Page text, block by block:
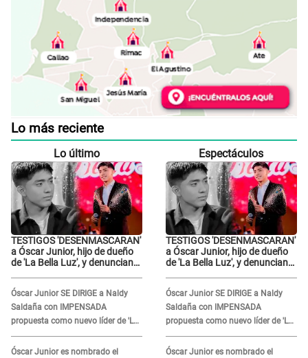
Lo más reciente
Lo último
TESTIGOS 'DESENMASCARAN'
a Óscar Junior, hijo de dueño
de 'La Bella Luz', y denuncian
humilla..."
Óscar Junior SE DIRIGE a Naldy
Saldaña con IMPENSADA
propuesta como nuevo líder de 'La
Bella Luz' tras denuncia: "Otro tipo
de ley..."
Óscar Junior es nombrado el
Espectáculos
TESTIGOS 'DESENMASCARAN'
a Óscar Junior, hijo de dueño
de 'La Bella Luz', y denuncian
humilla..."
Óscar Junior SE DIRIGE a Naldy
Saldaña con IMPENSADA
propuesta como nuevo líder de 'La
Bella Luz' tras denuncia: "Otro tipo
de ley..."
Óscar Junior es nombrado el